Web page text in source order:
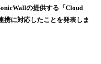
の提供する「Cloud
携に対応したことを発表しま